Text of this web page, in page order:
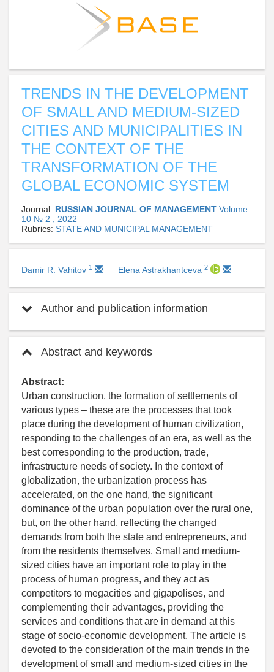
TRENDS IN THE DEVELOPMENT
OF SMALL AND MEDIUM-SIZED
CITIES AND MUNICIPALITIES IN
THE CONTEXT OF THE
TRANSFORMATION OF THE
GLOBAL ECONOMIC SYSTEM
Journal: RUSSIAN JOURNAL OF MANAGEMENT Volume
10 № 2 , 2022
Rubrics: STATE AND MUNICIPAL MANAGEMENT
Damir R. Vahitov 1 Elena Astrakhantceva 2
Author and publication information
Abstract and keywords
Abstract:
Urban construction, the formation of settlements of
various types – these are the processes that took
place during the development of human civilization,
responding to the challenges of an era, as well as the
best corresponding to the production, trade,
infrastructure needs of society. In the context of
globalization, the urbanization process has
accelerated, on the one hand, the significant
dominance of the urban population over the rural one,
but, on the other hand, reflecting the changed
demands from both the state and entrepreneurs, and
from the residents themselves. Small and medium-
sized cities have an important role to play in the
process of human progress, and they act as
competitors to megacities and gigapolises, and
complementing their advantages, providing the
services and conditions that are in demand at this
stage of socio-economic development. The article is
devoted to the consideration of the main trends in the
development of small and medium-sized cities in the